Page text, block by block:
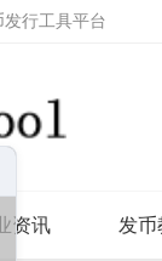
行工具平台
资讯 发币